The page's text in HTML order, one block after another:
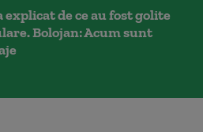
de ce au fost golite
Bolojan: Acum sunt